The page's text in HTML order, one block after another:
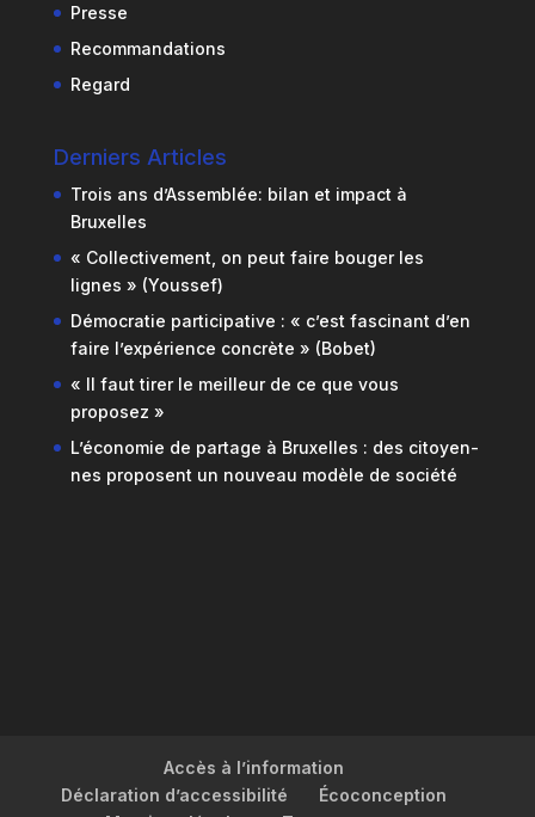
Presse
Recommandations
Regard
Derniers Articles
Trois ans d’Assemblée: bilan et impact à
Bruxelles
« Collectivement, on peut faire bouger les
lignes » (Youssef)
Démocratie participative : « c’est fascinant d’en
faire l’expérience concrète » (Bobet)
« Il faut tirer le meilleur de ce que vous
proposez »
L’économie de partage à Bruxelles : des citoyen-
nes proposent un nouveau modèle de société
Accès à l’information
Déclaration d’accessibilité
Écoconception